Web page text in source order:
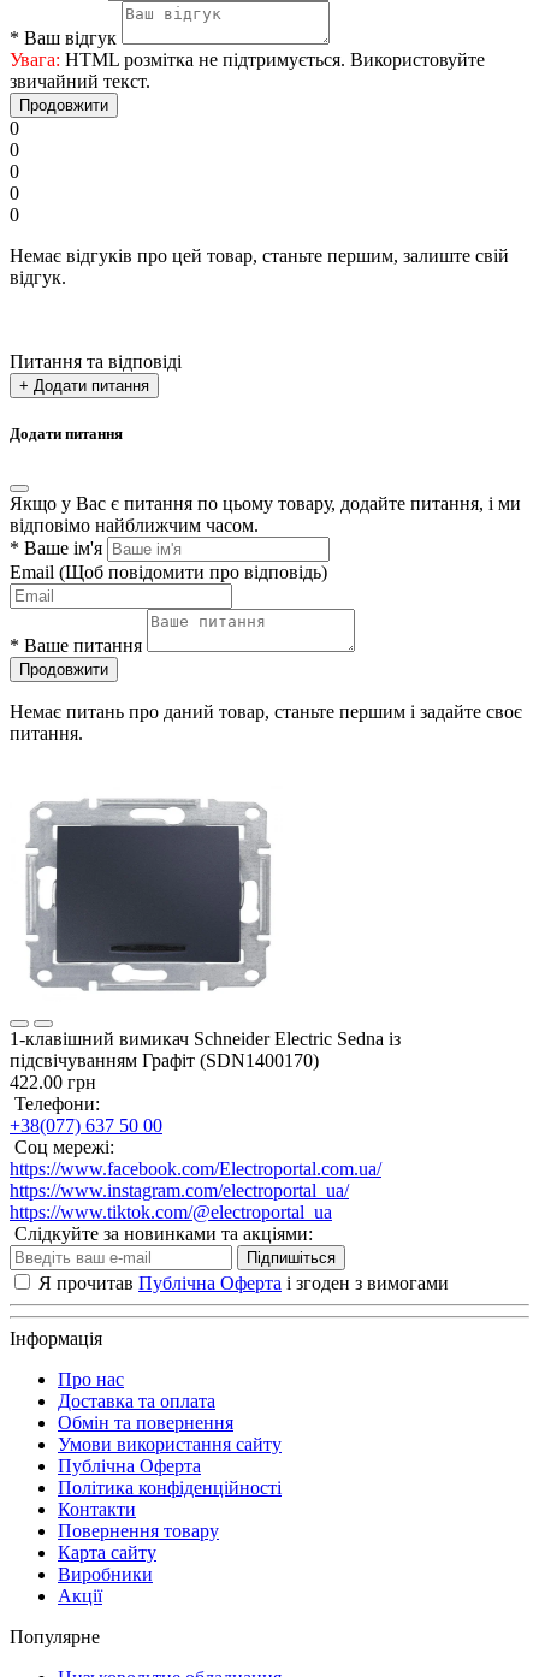
* Ваш відгук
Увага: HTML розмітка не підтримується. Використовуйте
звичайний текст.
Продовжити
0
0
0
0
0
Немає відгуків про цей товар, станьте першим, залиште свій
відгук.
Питання та відповіді
+ Додати питання
Додати питання
Якщо у Вас є питання по цьому товару, додайте питання, і ми
відповімо найближчим часом.
* Ваше ім'я
Email (Щоб повідомити про відповідь)
* Ваше питання
Продовжити
Немає питань про даний товар, станьте першим і задайте своє
питання.
1-клавішний вимикач Schneider Electric Sedna із
підсвічуванням Графіт (SDN1400170)
422.00 грн
Телефони:
+38(077) 637 50 00
Соц мережі:
https://www.facebook.com/Electroportal.com.ua/
https://www.instagram.com/electroportal_ua/
https://www.tiktok.com/@electroportal_ua
Слідкуйте за новинками та акціями:
Підпишіться
Я прочитав Публічна Оферта і згоден з вимогами
Інформація
Про нас
Доставка та оплата
Обмін та повернення
Умови використання сайту
Публічна Оферта
Політика конфіденційності
Контакти
Повернення товару
Карта сайту
Виробники
Акції
Популярне